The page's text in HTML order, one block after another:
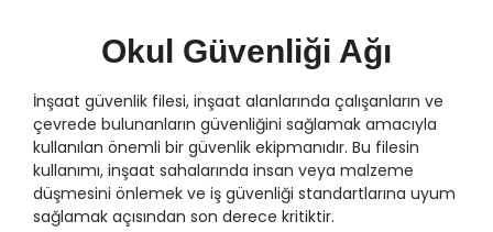
Okul Güvenliği Ağı
İnşaat güvenlik filesi, inşaat alanlarında çalışanların ve
çevrede bulunanların güvenliğini sağlamak amacıyla
kullanılan önemli bir güvenlik ekipmanıdır. Bu filesin
kullanımı, inşaat sahalarında insan veya malzeme
düşmesini önlemek ve iş güvenliği standartlarına uyum
sağlamak açısından son derece kritiktir.